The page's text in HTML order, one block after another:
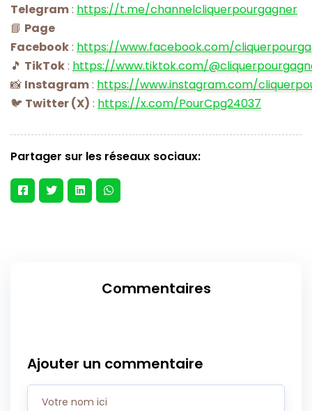
Telegram: https://t.me/channelcliquerpourgagner
📘 Page
Facebook: https://www.facebook.com/
🎵 TikTok: https://www.tiktok.com/
📸 Instagram: https://www.instagram.com/
🐦 Twitter (X) : https://x.com/PourCpg24037
Partager sur les réseaux sociaux:
Commentaires
Ajouter un commentaire